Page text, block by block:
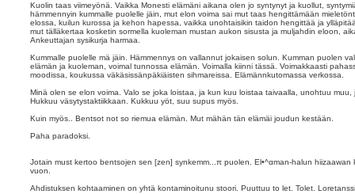
Kuolin taas viimeyönä. Vaikka Monesti elämäni aikana olen jo syntynyt ja kuollut,
hämmennyin kummalle puolelle jäin, mut elon voima sai mut taas hengittämään
elossa, kuilun kurossa ja kehon hapessa, vaikka unohtaisikin taidon hengittää ja
mut tälläkertaa kosketin sormella kuoleman mustan aukon sisusta ja muljahdin eloon,
Ankeuttajan sysikurja harmaa.
Kummalle puolelle mä jäin. Hämmennys on vallannut jokaisen solun. Kumman puolen
elämän ja kuoleman, voimal tunnossa elämän. Voimalla kiinni tässä. Voimakkaasti
moodissa, koukussa väkäsissänpäkiäisten sihmareissa. Elämännkutomassa verkossa.
Minä olen se elon voima. Valo se joka loistaa, ja kun kuu loistaa taivaalla, unohtuu
Hukkuu väsytystaktiikkaan. Kukkuu yöt, suu supus myös.
Kuin myös.. Bentsot not so riemua elämän. Mut mähän tän elämäi joudun kestään.
Paha paradoksi.
Jotain must kertoo bentsojen sen [zen] synkemm...π puolen. El•^αman-halun
vuon.
Ahdistuksen kohtaaminen on yhtä kontaminoitunu stoori. Puuttuu to let. Tolet.